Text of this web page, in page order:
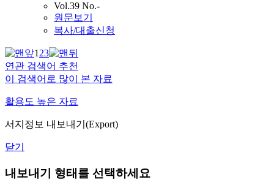
Vol.39 No.-
원문보기
복사/대출신청
123
연관 검색어 추천
이 검색어로 많이 본 자료
활용도 높은 자료
서지정보 내보내기(Export)
닫기
내보내기 형태를 선택하세요